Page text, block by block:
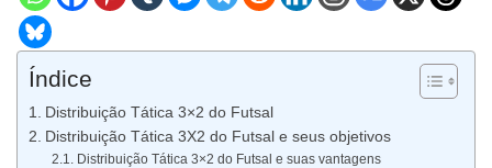
Índice
Distribuição Tática 3×2 do Futsal
Distribuição Tática 3X2 do Futsal e seus objetivos
Distribuição Tática 3×2 do Futsal e suas vantagens